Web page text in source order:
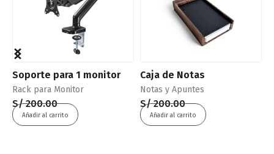
Soporte para 1 monitor
Rack para Monitor
S/200.00
Añadir al carrito
Caja de Notas
Notas y Apuntes
S/200.00
Añadir al carrito